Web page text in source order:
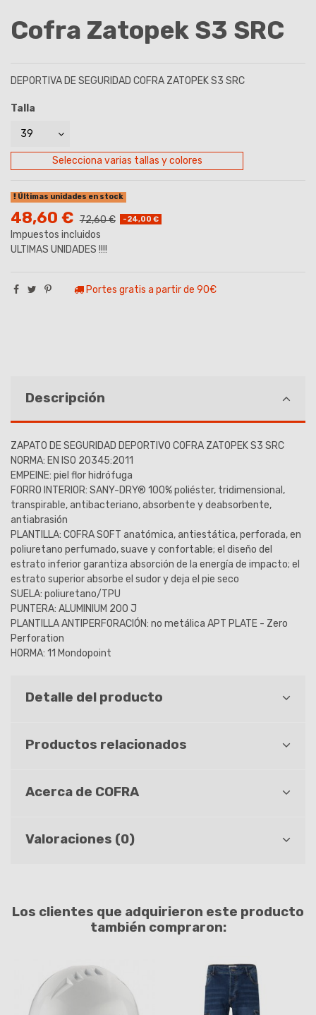
Cofra Zatopek S3 SRC
DEPORTIVA DE SEGURIDAD COFRA ZATOPEK S3 SRC
Talla
Selecciona varias tallas y colores
Últimas unidades en stock
48,60 € 72,60 € -24,00 €
Impuestos incluidos
ULTIMAS UNIDADES !!!!
Portes gratis a partir de 90€
Descripción
ZAPATO DE SEGURIDAD DEPORTIVO COFRA ZATOPEK S3 SRC
NORMA: EN ISO 20345:2011
EMPEINE: piel flor hidrófuga
FORRO INTERIOR: SANY-DRY® 100% poliéster, tridimensional,
transpirable, antibacteriano, absorbente y deabsorbente,
antiabrasión
PLANTILLA: COFRA SOFT anatómica, antiestática, perforada, en
poliuretano perfumado, suave y confortable; el diseño del
estrato inferior garantiza absorción de la energía de impacto; el
estrato superior absorbe el sudor y deja el pie seco
SUELA: poliuretano/TPU
PUNTERA: ALUMINIUM 200 J
PLANTILLA ANTIPERFORACIÓN: no metálica APT PLATE - Zero
Perforation
HORMA: 11 Mondopoint
Detalle del producto
Productos relacionados
Acerca de COFRA
Valoraciones (0)
Los clientes que adquirieron este producto
también compraron: